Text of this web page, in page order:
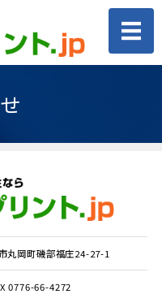
紹介
様
い合わせ
丸岡町磯部福庄24-27-1
0776-66-4272